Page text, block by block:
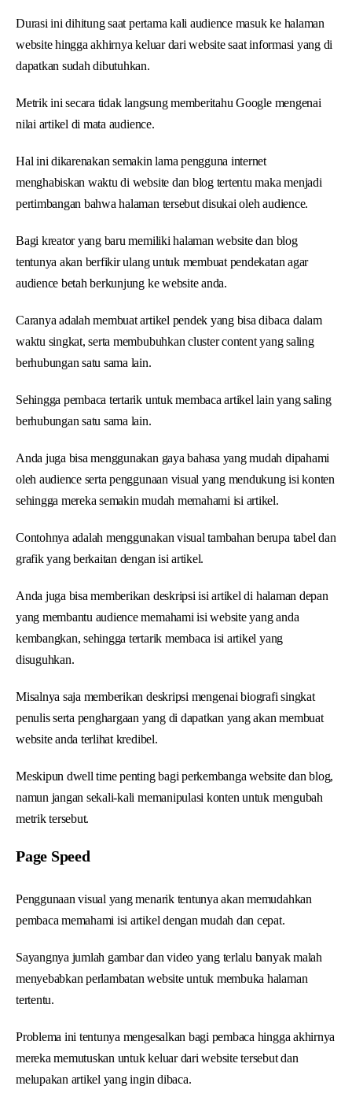
Durasi ini dihitung saat pertama kali audience masuk ke halaman
website hingga akhirnya keluar dari website saat informasi yang di
dapatkan sudah dibutuhkan.
Metrik ini secara tidak langsung memberitahu Google mengenai
nilai artikel di mata audience.
Hal ini dikarenakan semakin lama pengguna internet
menghabiskan waktu di website dan blog tertentu maka menjadi
pertimbangan bahwa halaman tersebut disukai oleh audience.
Bagi kreator yang baru memiliki halaman website dan blog
tentunya akan berfikir ulang untuk membuat pendekatan agar
audience betah berkunjung ke website anda.
Caranya adalah membuat artikel pendek yang bisa dibaca dalam
waktu singkat, serta membubuhkan cluster content yang saling
berhubungan satu sama lain.
Sehingga pembaca tertarik untuk membaca artikel lain yang saling
berhubungan satu sama lain.
Anda juga bisa menggunakan gaya bahasa yang mudah dipahami
oleh audience serta penggunaan visual yang mendukung isi konten
sehingga mereka semakin mudah memahami isi artikel.
Contohnya adalah menggunakan visual tambahan berupa tabel dan
grafik yang berkaitan dengan isi artikel.
Anda juga bisa memberikan deskripsi isi artikel di halaman depan
yang membantu audience memahami isi website yang anda
kembangkan, sehingga tertarik membaca isi artikel yang
disuguhkan.
Misalnya saja memberikan deskripsi mengenai biografi singkat
penulis serta penghargaan yang di dapatkan yang akan membuat
website anda terlihat kredibel.
Meskipun dwell time penting bagi perkembanga website dan blog,
namun jangan sekali-kali memanipulasi konten untuk mengubah
metrik tersebut.
Page Speed
Penggunaan visual yang menarik tentunya akan memudahkan
pembaca memahami isi artikel dengan mudah dan cepat.
Sayangnya jumlah gambar dan video yang terlalu banyak malah
menyebabkan perlambatan website untuk membuka halaman
tertentu.
Problema ini tentunya mengesalkan bagi pembaca hingga akhirnya
mereka memutuskan untuk keluar dari website tersebut dan
melupakan artikel yang ingin dibaca.